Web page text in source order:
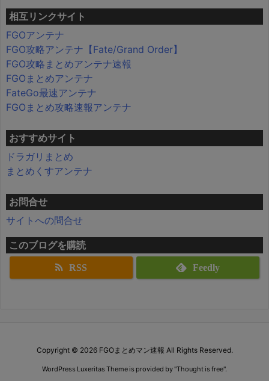
相互リンクサイト
FGOアンテナ
FGO攻略アンテナ【Fate/Grand Order】
FGO攻略まとめアンテナ速報
FGOまとめアンテナ
FateGo最速アンテナ
FGOまとめ攻略速報アンテナ
おすすめサイト
ドラガリまとめ
まとめくすアンテナ
お問合せ
サイトへの問合せ
このブログを購読
RSS Feedly
Copyright © 2026 FGOまとめマン速報 All Rights Reserved.
WordPress Luxeritas Theme is provided by "Thought is free".